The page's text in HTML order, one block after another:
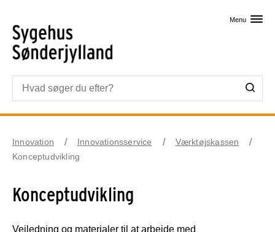
Menu
Innovation Innovationsservice
Værktøjskassen
Konceptudvikling
Konceptudvikling
Vejledning og materialer til at arbejde med